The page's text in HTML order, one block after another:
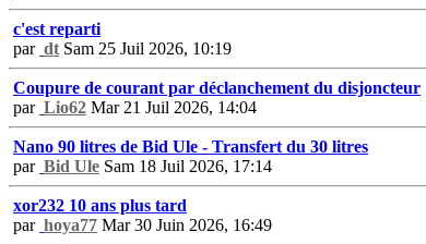
c'est reparti
par dt Sam 25 Juil 2026, 10:19
Coupure de courant par déclanchement du disjoncteur
par Lio62 Mar 21 Juil 2026, 14:04
Nano 90 litres de Bid Ule - Transfert du 30 litres
par Bid Ule Sam 18 Juil 2026, 17:14
xor232 10 ans plus tard
par hoya77 Mar 30 Juin 2026, 16:49